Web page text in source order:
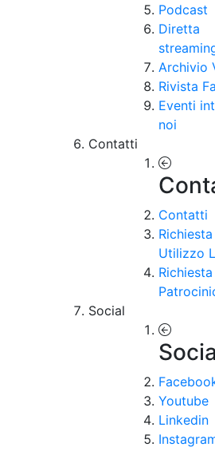
Podcast
Diretta
Archivio
Rivista
Eventi
noi
Contatti
Contatti
Richiesta
Utilizzo
Richiesta
Social
Youtube
Linkedin